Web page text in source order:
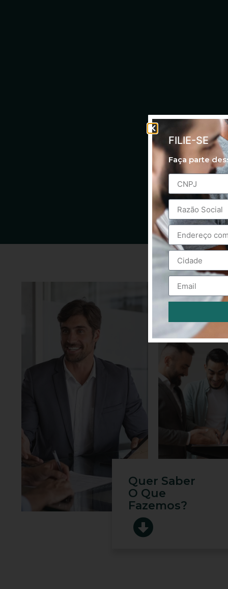
Quer Saber
O Que
Fazemos?
FILIE-SE
Faça parte
Alternative: